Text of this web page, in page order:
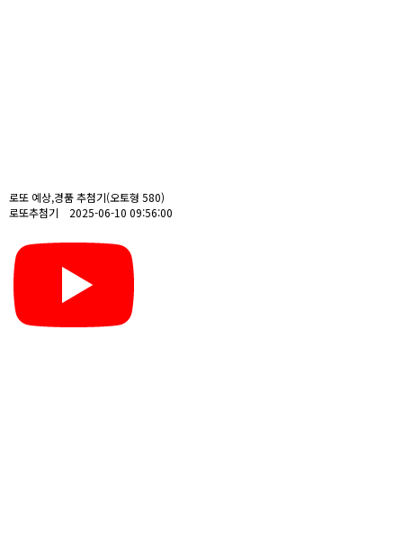
로또 예상,경품 추첨기(오토형 580)
로또추첨기 2025-06-10 09:56:00